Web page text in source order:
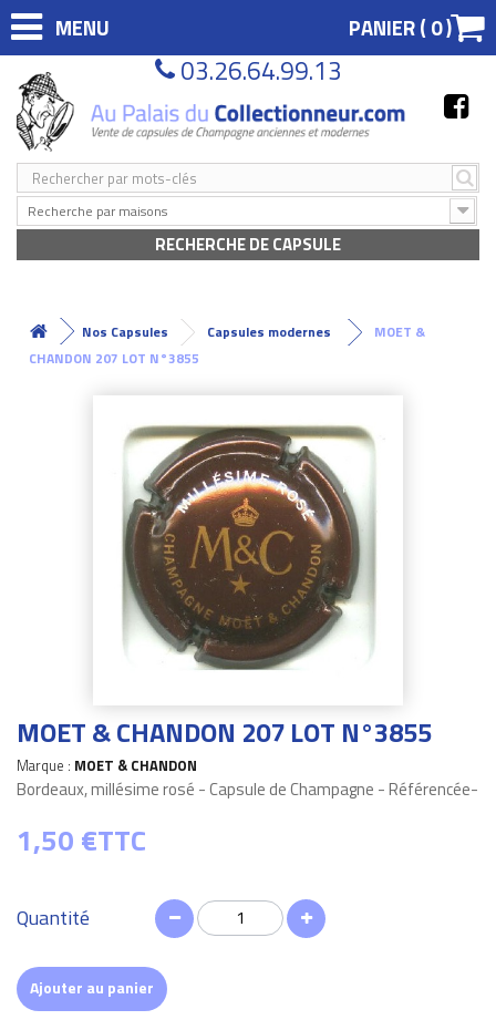
MENU PANIER (0)
03.26.64.99.13
Recherche par maisons
RECHERCHE DE CAPSULE
Nos Capsules Capsules modernes
MOET &
CHANDON 207 LOT N°3855
MOET & CHANDON 207 LOT N°3855
Marque : MOET & CHANDON
Bordeaux, millésime rosé - Capsule de Champagne - Référencée-
1,50 €TTC
Quantité
Ajouter au panier